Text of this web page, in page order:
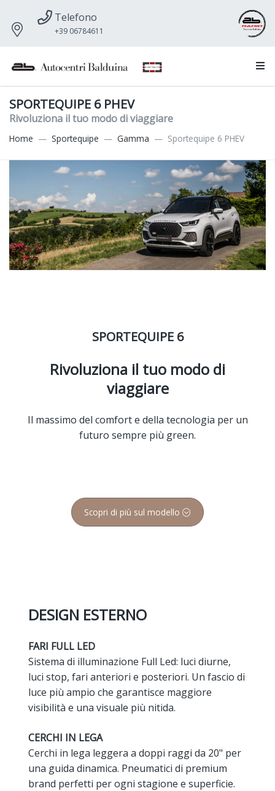
Telefono
+39 06784611
SPORTEQUIPE 6 PHEV
Rivoluziona il tuo modo di viaggiare
Home Sportequipe Gamma Sportequipe 6 PHEV
SPORTEQUIPE 6
Rivoluziona il tuo modo di
viaggiare
Il massimo del comfort e della tecnologia per un
futuro sempre più green.
Scopri di più sul modello
DESIGN ESTERNO
FARI FULL LED
Sistema di illuminazione Full Led: luci diurne,
luci stop, fari anteriori e posteriori. Un fascio di
luce più ampio che garantisce maggiore
visibilità e una visuale più nitida.
CERCHI IN LEGA
Cerchi in lega leggera a doppi raggi da 20" per
una guida dinamica. Pneumatici di premium
brand perfetti per ogni stagione e superficie.